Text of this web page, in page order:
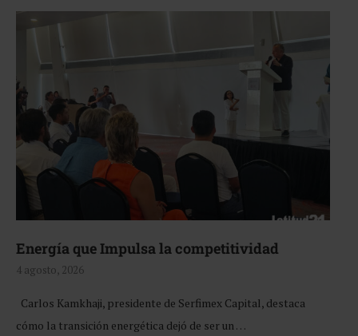
Energía que Impulsa la competitividad
4 agosto, 2026
Carlos Kamkhaji, presidente de Serfimex Capital, destaca
cómo la transición energética dejó de ser un …